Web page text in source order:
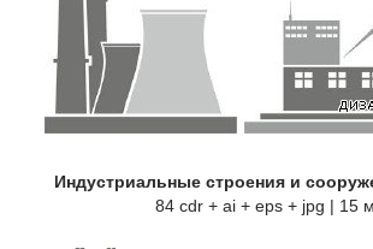
Индустриальные строения и
84 cdr + ai + eps + jpg | 15